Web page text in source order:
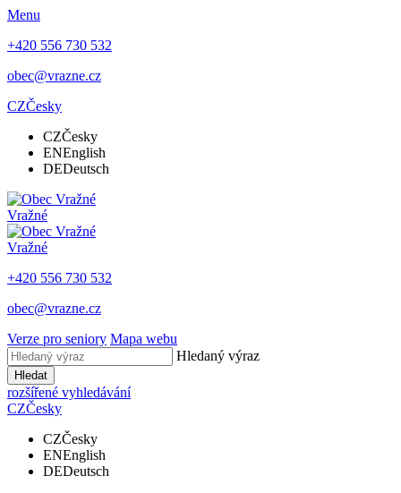
Menu
+420 556 730 532
obec@vrazne.cz
CZČesky
CZČesky
ENEnglish
DEDeutsch
Vražné
Vražné
+420 556 730 532
obec@vrazne.cz
Verze pro seniory Mapa webu
Hledaný výraz
Hledat
rozšířené vyhledávání
CZČesky
CZČesky
ENEnglish
DEDeutsch